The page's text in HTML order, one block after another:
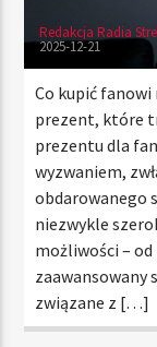
Radio Strefa
Redakcja Radia
2025-12-21
Co kupić fanowi
prezent, które
prezentu dla
wyzwaniem,
obdarowanego
niezwykle
możliwości –
zaawansowany
związane z […]